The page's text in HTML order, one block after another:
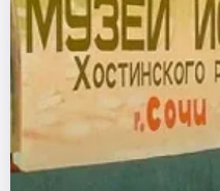
Артисты
Рейтинги